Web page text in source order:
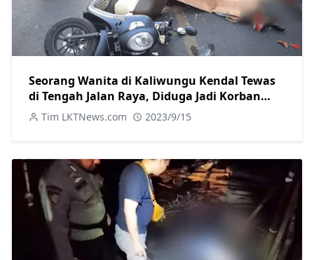
Seorang Wanita di Kaliwungu Kendal Tewas
di Tengah Jalan Raya, Diduga Jadi Korban
Tabrak Lari
Tim LKTNews.com 2023/9/15